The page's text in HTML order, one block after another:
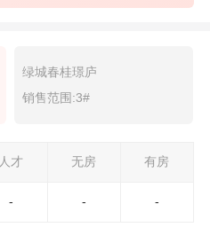
绿城春桂璟庐
销售范围:3#
人才 无房 有房
- - -